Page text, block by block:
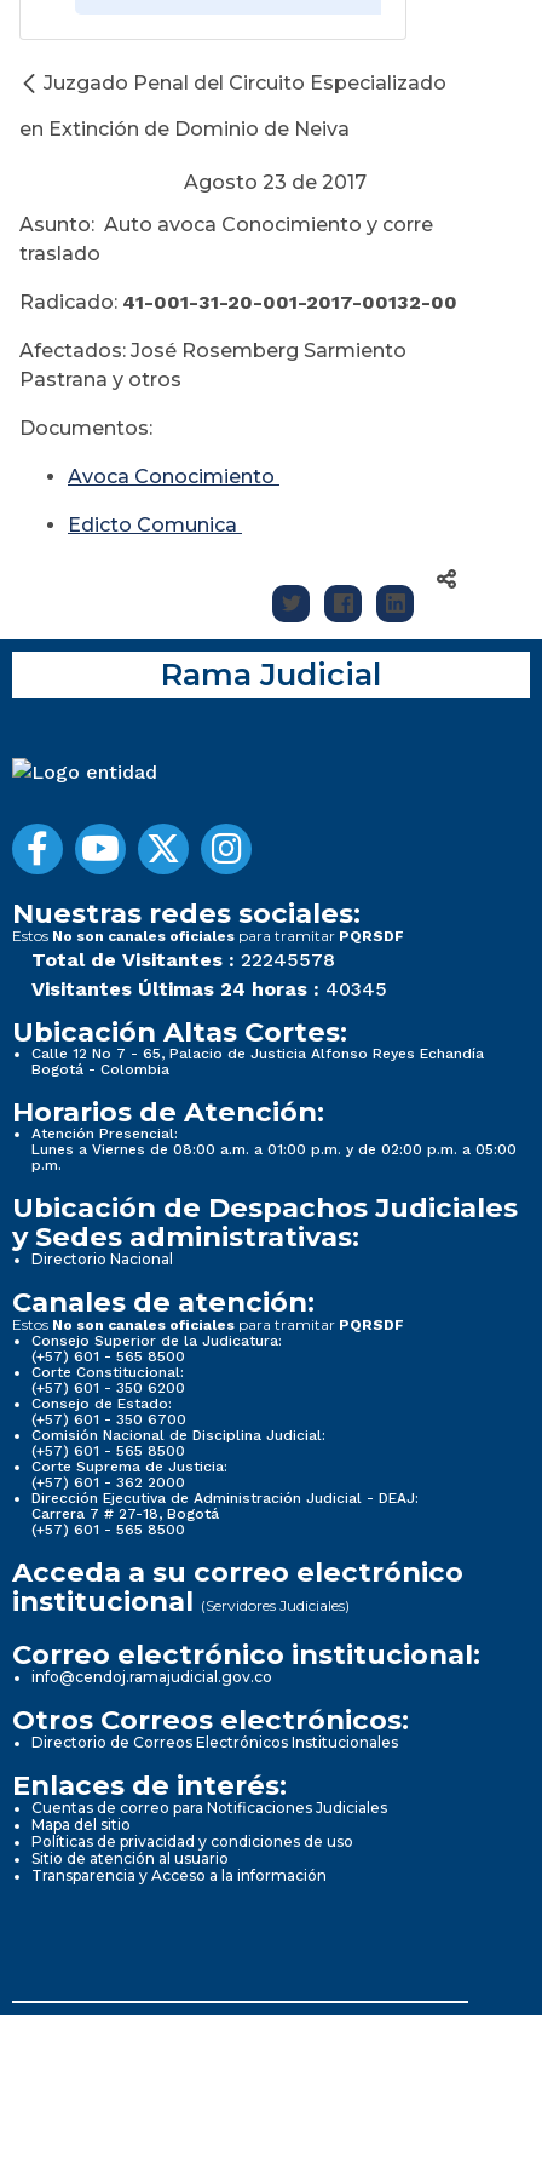
Juzgado Penal del Circuito Especializado
en Extinción de Dominio de Neiva
Agosto 23 de 2017
Asunto: Auto avoca Conocimiento y corre
traslado
Radicado: 41-001-31-20-001-2017-00132-00
Afectados: José Rosemberg Sarmiento
Pastrana y otros
Documentos:
Avoca Conocimiento
Edicto Comunica
Rama Judicial
Nuestras redes sociales:
Estos No son canales oficiales para tramitar PQRSDF
Total de Visitantes : 22245578
Visitantes Últimas 24 horas : 40345
Ubicación Altas Cortes:
Calle 12 No 7 - 65, Palacio de Justicia Alfonso Reyes Echandía
Bogotá - Colombia
Horarios de Atención:
Atención Presencial:
Lunes a Viernes de 08:00 a.m. a 01:00 p.m. y de 02:00 p.m. a 05:00
p.m.
Ubicación de Despachos Judiciales
y Sedes administrativas:
Directorio Nacional
Canales de atención:
Estos No son canales oficiales para tramitar PQRSDF
Consejo Superior de la Judicatura:
(+57) 601 - 565 8500
Corte Constitucional:
(+57) 601 - 350 6200
Consejo de Estado:
(+57) 601 - 350 6700
Comisión Nacional de Disciplina Judicial:
(+57) 601 - 565 8500
Corte Suprema de Justicia:
(+57) 601 - 362 2000
Dirección Ejecutiva de Administración Judicial - DEAJ:
Carrera 7 # 27-18, Bogotá
(+57) 601 - 565 8500
Acceda a su correo electrónico
institucional (Servidores Judiciales)
Correo electrónico institucional:
info@cendoj.ramajudicial.gov.co
Otros Correos electrónicos:
Directorio de Correos Electrónicos Institucionales
Enlaces de interés:
Cuentas de correo para Notificaciones Judiciales
Mapa del sitio
Políticas de privacidad y condiciones de uso
Sitio de atención al usuario
Transparencia y Acceso a la información